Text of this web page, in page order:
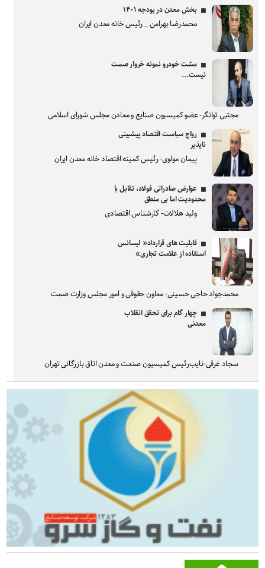
بخش معدن در بودجه ۱۴۰۱
محمدرضا بهرامن _ رئیس خانه معدن ایران
مشت خودرو نمونه خروار صمت
نیست...
مجتبی توانگر- عضو کمیسیون صنایع و معادن مجلس شورای اسلامی
رواج سیاست اقتصاد پیشبینی
ناپذیر
پیمان مولوی- رئیس کمیته اقتصاد خانه معدن ایران
عوارض صادراتی فولاد، تقابل با
محدودیت اما بی منطق
ولید هلالات- کارشناس اقتصادی
قابلیت های قرارداد« لیسانس
استفاده از علامت تجاری»
محمدجواد حاجی حسینی- معاون حقوقی و امور مجلس وزارت صمت
چهار گام برای تحقق انقلاب
معدنی
سجاد غرقی-نایب‌رئیس کمیسیون صنعت و معدن اتاق بازرگانی تهران